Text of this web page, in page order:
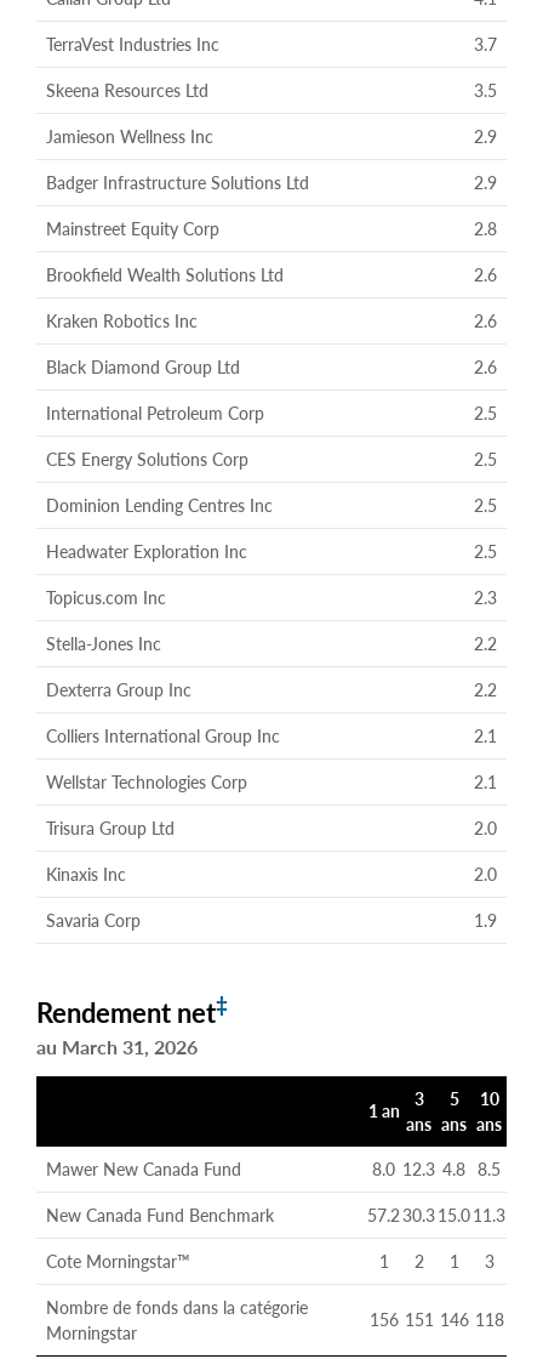
TerraVest Industries Inc 3.7
Skeena Resources Ltd 3.5
Jamieson Wellness Inc 2.9
Badger Infrastructure Solutions Ltd 2.9
Mainstreet Equity Corp 2.8
Brookfield Wealth Solutions Ltd 2.6
Kraken Robotics Inc 2.6
Black Diamond Group Ltd 2.6
International Petroleum Corp 2.5
CES Energy Solutions Corp 2.5
Dominion Lending Centres Inc 2.5
Headwater Exploration Inc 2.5
Topicus.com Inc 2.3
Stella-Jones Inc 2.2
Dexterra Group Inc 2.2
Colliers International Group Inc 2.1
Wellstar Technologies Corp 2.1
Trisura Group Ltd 2.0
Kinaxis Inc 2.0
Savaria Corp 1.9
Rendement net‡
au March 31, 2026
1 an
3
ans
5
ans
10
ans
Mawer New Canada Fund 8.0 12.3 4.8 8.5
New Canada Fund Benchmark 57.230.315.011.3
Cote Morningstar™ 1 2 1 3
Nombre de fonds dans la catégorie
Morningstar
156 151 146 118